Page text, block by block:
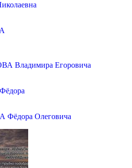
Владимира Егоровича
Олеговича